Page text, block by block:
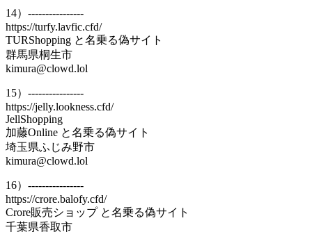
14）----------------
https://turfy.lavfic.cfd/
TURShopping と名乗る偽サイト
群馬県桐生市
kimura@clowd.lol
15）----------------
https://jelly.lookness.cfd/
JellShopping
加藤Online と名乗る偽サイト
埼玉県ふじみ野市
kimura@clowd.lol
16）----------------
https://crore.balofy.cfd/
Crore販売ショップ と名乗る偽サイト
千葉県香取市